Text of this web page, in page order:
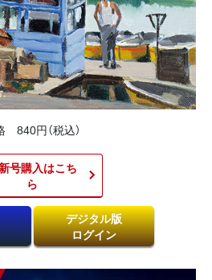
840円（税込）
号購入はこち
ら​
デジタル版
ログイン